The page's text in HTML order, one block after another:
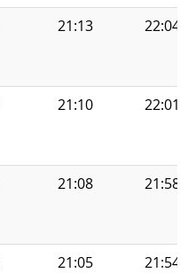
21:13 22:04
21:10 22:01
21:08 21:58
21:05 21:54